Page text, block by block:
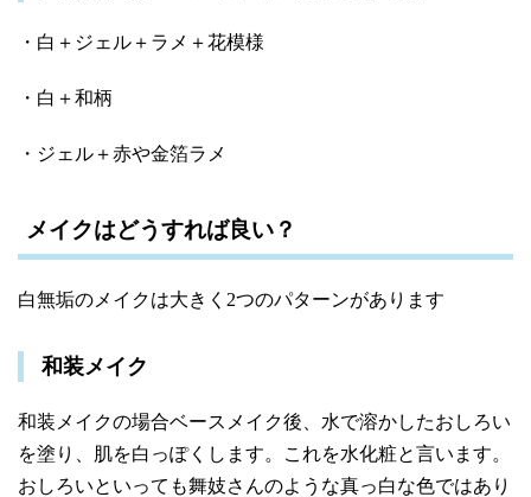
・白＋ジェル＋ラメ＋花模様
・白＋和柄
・ジェル＋赤や金箔ラメ
メイクはどうすれば良い？
白無垢のメイクは大きく2つのパターンがあります
和装メイク
和装メイクの場合ベースメイク後、水で溶かしたおしろい
を塗り、肌を白っぽくします。これを水化粧と言います。
おしろいといっても舞妓さんのような真っ白な色ではあり